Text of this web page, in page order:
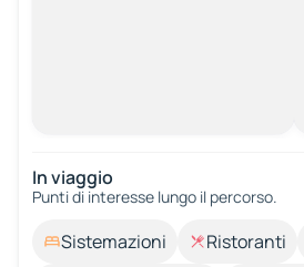
In viaggio
Punti di interesse lungo il percorso.
Sistemazioni Ristoranti